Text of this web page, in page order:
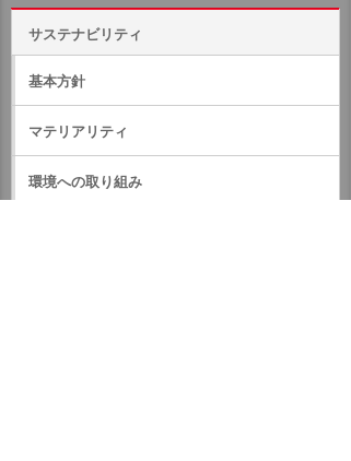
サステナビリティ
基本方針
マテリアリティ
環境への取り組み